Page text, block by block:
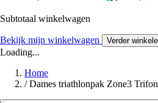
Subtotaal winkelwagen
Bekijk mijn winkelwagen Verder
Loading...
Home
/ Dames triathlonpak Zone3